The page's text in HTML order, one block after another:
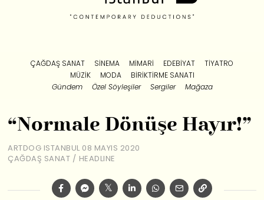
ÇAĞDAŞ SANAT SINEMA MIMARI EDEBIYAT
TIYATRO
MÜZIK
MODA
BIRIKTIRME SANATI
Gündem
Özel Söyleşiler Sergiler Mağaza
“Normale Dönüşe Hayır!”
ARTDOG ISTANBUL 08 MAYIS 2020
ÇAĞDAŞ SANAT / HEADLINE